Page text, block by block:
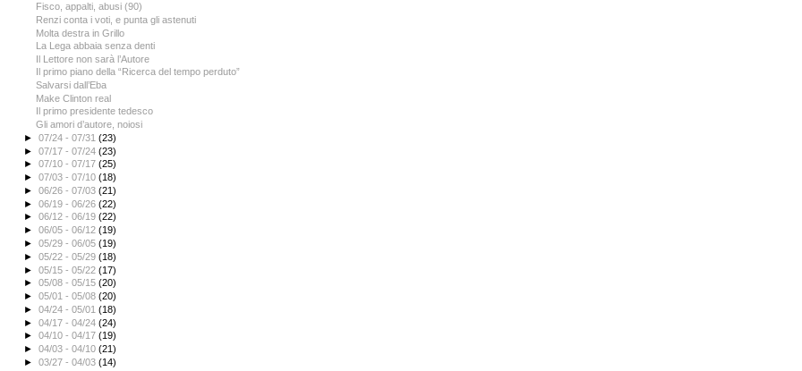
Fisco, appalti, abusi (90)
Renzi conta i voti, e punta gli astenuti
Molta destra in Grillo
La Lega abbaia senza denti
Il Lettore non sarà l’Autore
Il primo piano della “Ricerca del tempo perduto”
Salvarsi dall’Eba
Make Clinton real
Il primo presidente tedesco
Gli amori d’autore, noiosi
►07/24 - 07/31(23)
►07/17 - 07/24(23)
►07/10 - 07/17(25)
►07/03 - 07/10(18)
►06/26 - 07/03(21)
►06/19 - 06/26(22)
►06/12 - 06/19(22)
►06/05 - 06/12(19)
►05/29 - 06/05(19)
►05/22 - 05/29(18)
►05/15 - 05/22(17)
►05/08 - 05/15(20)
►05/01 - 05/08(20)
►04/24 - 05/01(18)
►04/17 - 04/24(24)
►04/10 - 04/17(19)
►04/03 - 04/10(21)
►03/27 - 04/03(14)